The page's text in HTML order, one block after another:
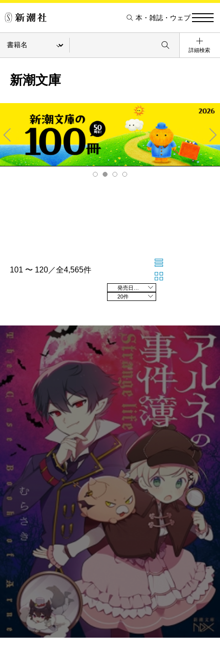
本・雑誌・ウェブ
詳細検索
新潮文庫
Pre
v
Ne
xt
101 〜 120／全4,565件
20件